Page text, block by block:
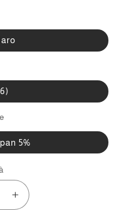
5%
Aumenta
quantità